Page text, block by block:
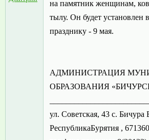
на памятник женщинам,
тылу. Он будет установлен
празднику - 9 мая.
АДМИНИСТРАЦИЯ
ОБРАЗОВАНИЯ
ул. Советская, 43 с. Бичура
РеспубликаБурятия , 671360